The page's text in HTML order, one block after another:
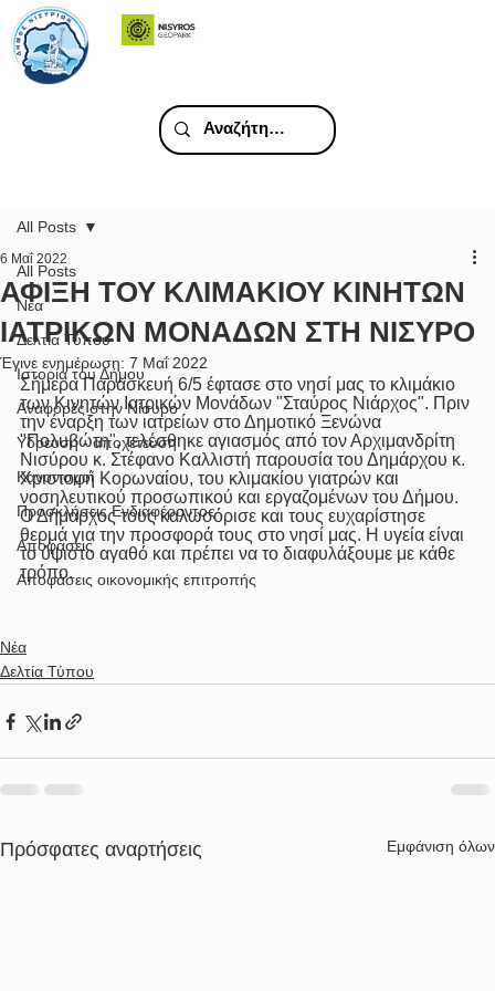
All Posts
Νέα
Δελτία Τύπου
Ιστορία του Δήμου
Αναφορές στην Νίσυρο
Υδρευση - αποχέτευση
Κανονισμοί
Προσκλήσεις Ενδιαφέροντος
Αποφάσεις
Αποφάσεις οικονομικής επιτροπής
All Posts
ΑΦΙΞΗ ΤΟΥ ΚΛΙΜΑΚΙΟΥ ΚΙΝΗΤΩΝ
ΙΑΤΡΙΚΩΝ ΜΟΝΑΔΩΝ ΣΤΗ ΝΙΣΥΡΟ
6 Μαΐ 2022
Έγινε ενημέρωση: 7 Μαΐ 2022
Σήμερα Παρασκευή 6/5 έφτασε στο νησί μας το κλιμάκιο
των Κινητών Ιατρικών Μονάδων "Σταύρος Νιάρχος". Πριν
την έναρξη των ιατρείων στο Δημοτικό Ξενώνα
"Πολυβώτη", τελέσθηκε αγιασμός από τον Αρχιμανδρίτη
Νισύρου κ. Στέφανο Καλλιστή παρουσία του Δημάρχου κ.
Χριστοφή Κορωναίου, του κλιμακίου γιατρών και
νοσηλευτικού προσωπικού και εργαζομένων του Δήμου.
Ο Δήμαρχος τους καλωσόρισε και τους ευχαρίστησε
θερμά για την προσφορά τους στο νησί μας. Η υγεία είναι
το ύψιστο αγαθό και πρέπει να το διαφυλάξουμε με κάθε
τρόπο.
Νέα
Δελτία Τύπου
Πρόσφατες αναρτήσεις Εμφάνιση όλων